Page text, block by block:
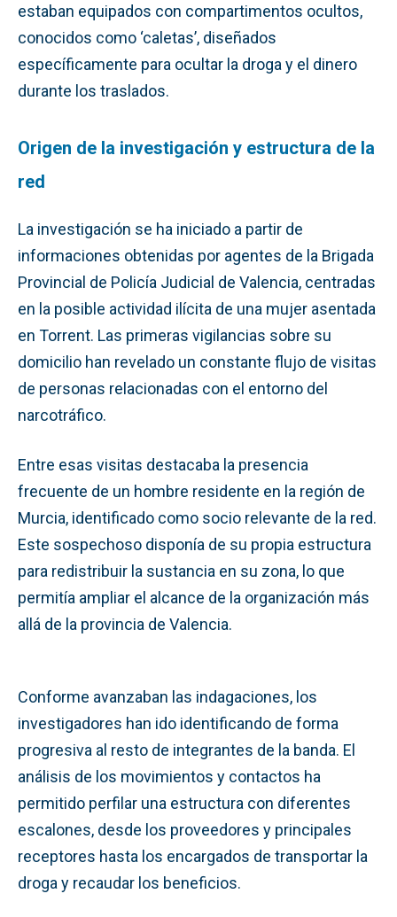
estaban equipados con compartimentos ocultos,
conocidos como ‘caletas’, diseñados
específicamente para ocultar la droga y el dinero
durante los traslados.
Origen de la investigación y estructura de la
red
La investigación se ha iniciado a partir de
informaciones obtenidas por agentes de la Brigada
Provincial de Policía Judicial de Valencia, centradas
en la posible actividad ilícita de una mujer asentada
en Torrent. Las primeras vigilancias sobre su
domicilio han revelado un constante flujo de visitas
de personas relacionadas con el entorno del
narcotráfico.
Entre esas visitas destacaba la presencia
frecuente de un hombre residente en la región de
Murcia, identificado como socio relevante de la red.
Este sospechoso disponía de su propia estructura
para redistribuir la sustancia en su zona, lo que
permitía ampliar el alcance de la organización más
allá de la provincia de Valencia.
Conforme avanzaban las indagaciones, los
investigadores han ido identificando de forma
progresiva al resto de integrantes de la banda. El
análisis de los movimientos y contactos ha
permitido perfilar una estructura con diferentes
escalones, desde los proveedores y principales
receptores hasta los encargados de transportar la
droga y recaudar los beneficios.